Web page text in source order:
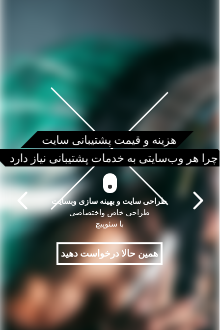
هزینه و قیمت پشتیبانی سایت
طراحی سایت و بهینه سازی وبسایت
طراحی خاص واختصاصی
با سئوپیچ
چرا هر وب‌سایتی به خدمات پشتیبانی نیاز دارد
همین حالا درخواست دهید